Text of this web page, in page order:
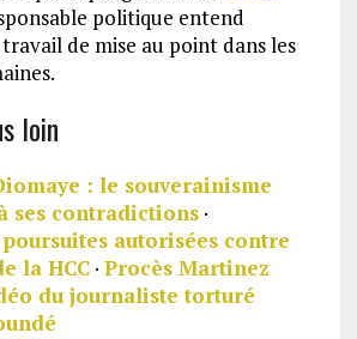
politique entend
de mise au point dans les
loin
: le souverainisme
ses contradictions·
autorisées contre
la HCC· Procès Martinez
du journaliste torturé